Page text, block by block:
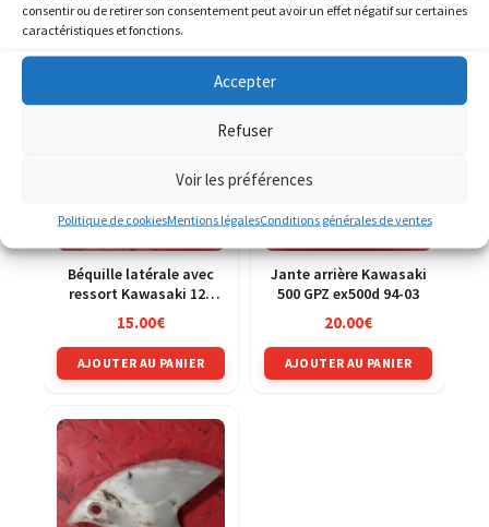
consentir ou de retirer son consentement peut avoir un effet négatif sur certaines
caractéristiques et fonctions.
Accepter
Refuser
Voir les préférences
Politique de cookiesMentions légalesConditions générales de ventes
PRODUITS SIMILAIRES
Béquille latérale avec
ressort Kawasaki 125
KMX 86-02
15.00€
AJOUTER AU PANIER
Jante arrière Kawasaki
500 GPZ ex500d 94-03
20.00€
AJOUTER AU PANIER